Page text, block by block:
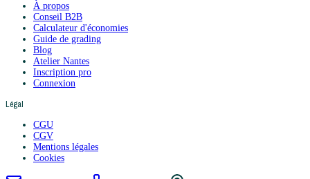
À propos
Conseil B2B
Calculateur d'économies
Guide de grading
Blog
Atelier Nantes
Inscription pro
Connexion
Légal
CGU
CGV
Mentions légales
Cookies